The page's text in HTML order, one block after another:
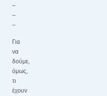
–
–
–
Για
να
δούμε,
όμως,
τι
έχουν